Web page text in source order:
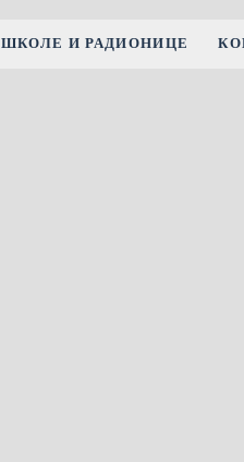
ШКОЛЕ И РАДИОНИЦЕ